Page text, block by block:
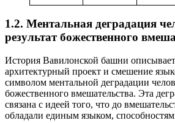
1.2. Ментальная деградация
результат божественного
История Вавилонской башни
архитектурный проект и смешение
символом ментальной деградации
божественного вмешательства. Эта
связана с идеей того, что до
обладали единым языком,